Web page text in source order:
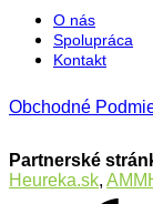
O nás
Spolupráca
Kontakt
Obchodné
Partnerské
Heureka.sk,